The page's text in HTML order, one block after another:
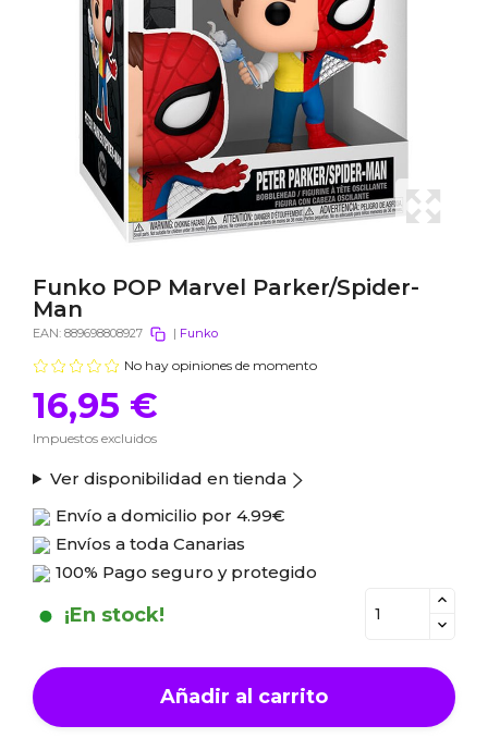
Funko POP Marvel Parker/Spider-
Man
EAN: 889698808927 | Funko
No hay opiniones de momento
16,95 €
Impuestos excluidos
Ver disponibilidad en tienda
Envío a domicilio por 4.99€
Envíos a toda Canarias
100% Pago seguro y protegido
¡En stock!
Añadir al carrito